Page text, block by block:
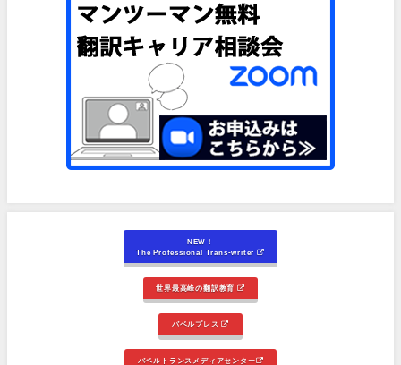
NEW！
The Professional Trans-writer
世界最高峰の翻訳教育
バベルプレス
バベルトランスメディアセンター